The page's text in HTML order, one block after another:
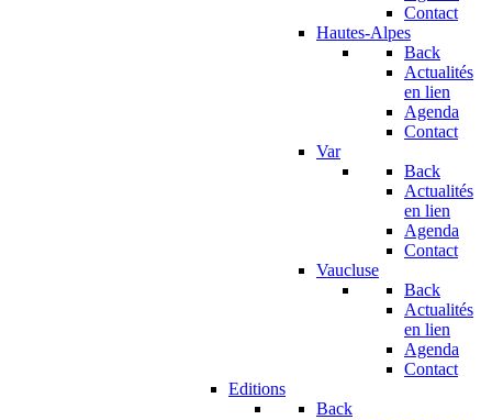
Contact
Hautes-Alpes
Back
Actualités
en lien
Agenda
Contact
Var
Back
Actualités
en lien
Agenda
Contact
Vaucluse
Back
Actualités
en lien
Agenda
Contact
Editions
Back